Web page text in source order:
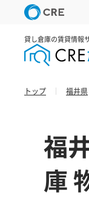
貸し倉庫の賃貸情報
トップ 福井県
福
庫